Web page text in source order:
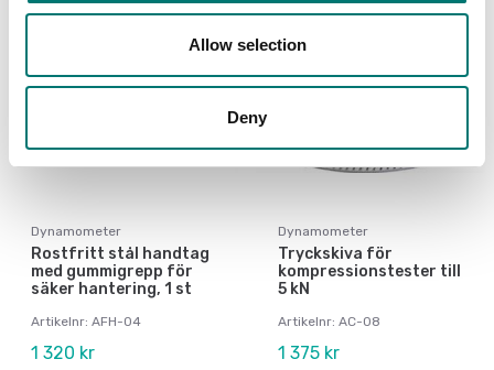
Allow selection
Deny
Dynamometer
Rostfritt stål handtag
med gummigrepp för
säker hantering, 1 st
Artikelnr: AFH-04
1 320 kr
Dynamometer
Tryckskiva för
kompressionstester till
5 kN
Artikelnr: AC-08
1 375 kr